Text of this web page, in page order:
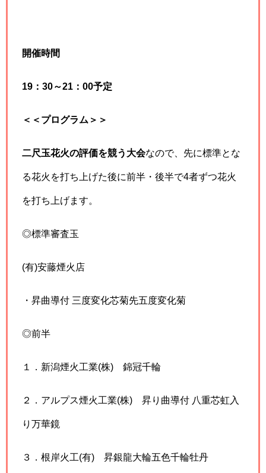
開催時間
19：30～21：00予定
＜＜プログラム＞＞
二尺玉花火の評価を競う大会なので、先に標準とな
る花火を打ち上げた後に前半・後半で4者ずつ花火
を打ち上げます。
◎標準審査玉
(有)安藤煙火店
・昇曲導付 三度変化芯菊先五度変化菊
◎前半
１．新潟煙火工業(株) 錦冠千輪
２．アルプス煙火工業(株) 昇り曲導付 八重芯虹入
り万華鏡
３．根岸火工(有) 昇銀龍大輪五色千輪牡丹